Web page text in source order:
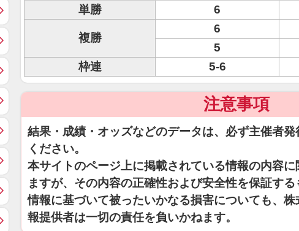
単勝 6
複勝
6
5
枠連
5-6
注意事項
結果・成績・オッズなどのデータは、必ず主催者
ください。
本サイトのページ上に掲載されている情報の内容
ますが、その内容の正確性および安全性を保証す
情報に基づいて被ったいかなる損害についても、
報提供者は一切の責任を負いかねます。